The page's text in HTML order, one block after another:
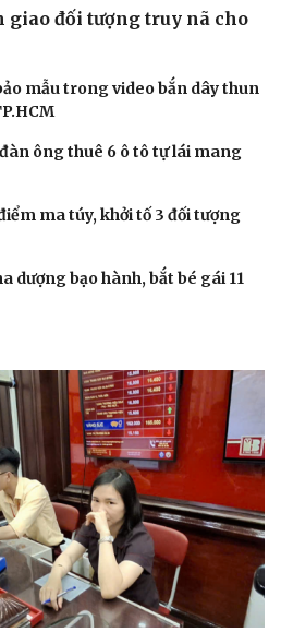
Nghệ sĩ
giao đối tượng truy nã cho
mẫu trong video bắn dây thun
ông thuê 6 ô tô tự lái mang
ma túy, khởi tố 3 đối tượng
dượng bạo hành, bắt bé gái 11